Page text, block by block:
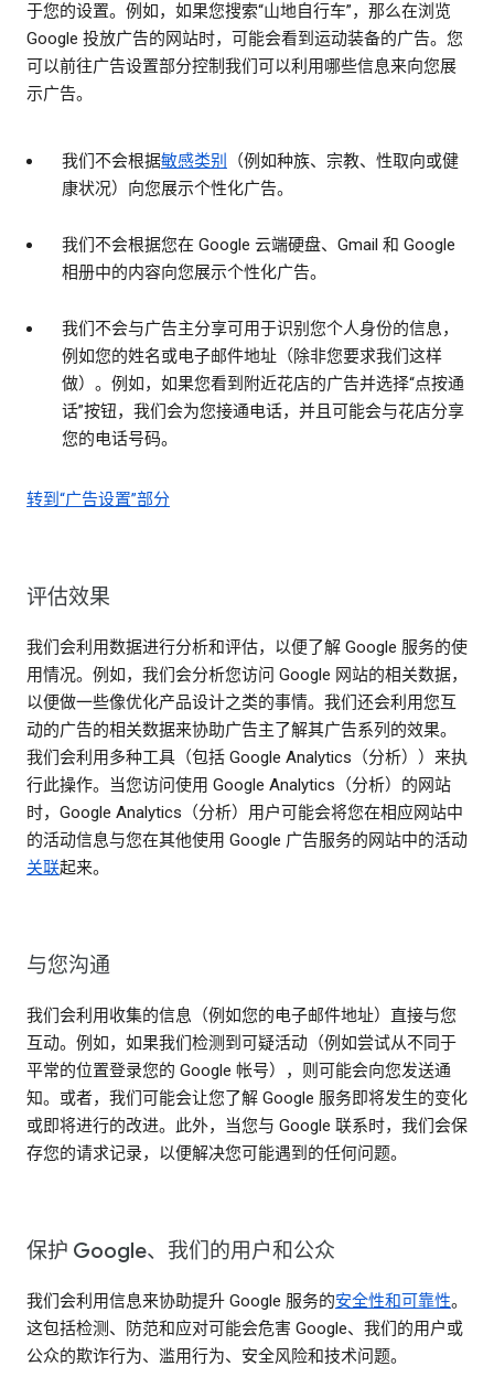
于您的设置。例如，如果您搜索“山地自行车”，那么在浏览
Google 投放广告的网站时，可能会看到运动装备的广告。您
可以前往广告设置部分控制我们可以利用哪些信息来向您展
示广告。
我们不会根据敏感类别
（例如种族、宗教、性取向或健
康状况）向您展示个性化广告。
我们不会根据您在 Google 云端硬盘、Gmail 和 Google
相册中的内容向您展示个性化广告。
我们不会与广告主分享可用于识别您个人身份的信息，
例如您的姓名或电子邮件地址（除非您要求我们这样
做）。例如，如果您看到附近花店的广告并选择“点按通
话”按钮，我们会为您接通电话，并且可能会与花店分享
您的电话号码。
转到“广告设置”部分
评估效果
我们会利用数据进行分析和评估，以便了解 Google 服务的使
用情况。例如，我们会分析您访问 Google 网站的相关数据，
以便做一些像优化产品设计之类的事情。我们还会利用您互
动的广告的相关数据来协助广告主了解其广告系列的效果。
我们会利用多种工具（包括 Google Analytics（分析））来执
行此操作。当您访问使用 Google Analytics（分析）的网站
时，Google Analytics（分析）用户可能会将您在相应网站中
的活动信息与您在其他使用 Google 广告服务的网站中的活动
关联起来。
与您沟通
我们会利用收集的信息（例如您的电子邮件地址）直接与您
互动。例如，如果我们检测到可疑活动（例如尝试从不同于
平常的位置登录您的 Google 帐号），则可能会向您发送通
知。或者，我们可能会让您了解 Google 服务即将发生的变化
或即将进行的改进。此外，当您与 Google 联系时，我们会保
存您的请求记录，以便解决您可能遇到的任何问题。
保护 Google、我们的用户和公众
我们会利用信息来协助提升 Google 服务的安全性和可靠性。
这包括检测、防范和应对可能会危害 Google、我们的用户或
公众的欺诈行为、滥用行为、安全风险和技术问题。